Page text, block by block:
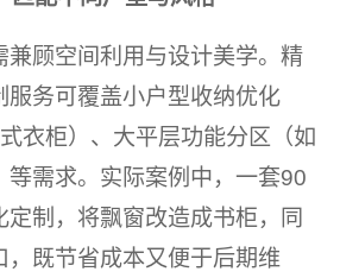
兼顾空间利用与设计美学。精
服务可覆盖小户型收纳优化
衣柜）、大平层功能分区（如
等需求。实际案例中，一套90
定制，将飘窗改造成书柜，同
，既节省成本又便于后期维